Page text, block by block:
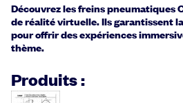
Découvrez les freins pneumatiques
de réalité virtuelle. Ils garantissent
pour offrir des expériences
thème.
Produits :